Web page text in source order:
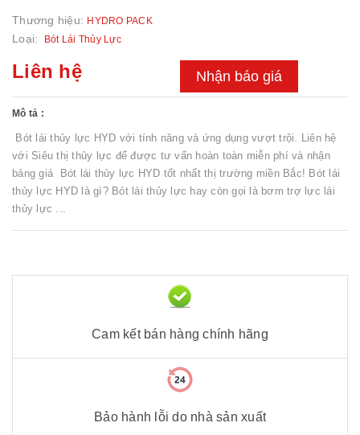
Thương hiệu: HYDRO PACK
Loại: Bót Lái Thủy Lực
Liên hệ Nhận báo giá
Mô tả :
Bót lái thủy lực HYD với tính năng và ứng dụng vượt trội. Liên hệ
với Siêu thị thủy lực để được tư vấn hoàn toàn miễn phí và nhận
bảng giá Bót lái thủy lực HYD tốt nhất thị trường miền Bắc! Bót lái
thủy lực HYD là gì? Bót lái thủy lực hay còn gọi là bơm trợ lực lái
thủy lực ...
Cam kết bán hàng chính hãng
Bảo hành lỗi do nhà sản xuất